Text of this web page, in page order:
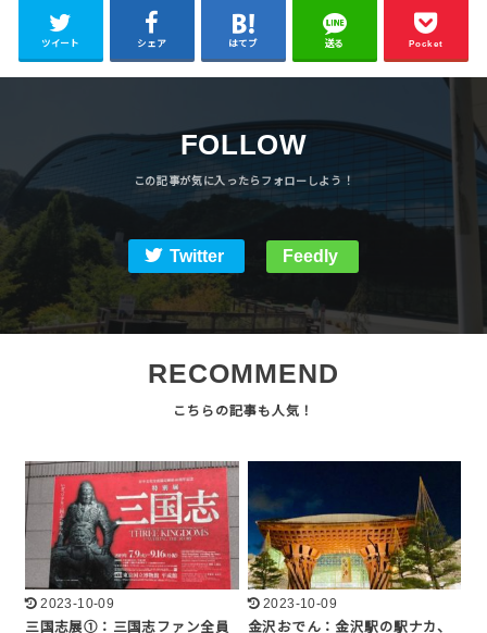
ツイート シェア はてブ 送る Pocket
FOLLOW
Twitter Feedly
RECOMMEND
2023-10-09
三国志展①：三国志ファン全員
2023-10-09
金沢おでん：金沢駅の駅ナカ、